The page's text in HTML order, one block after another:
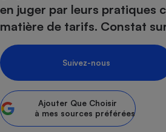
en juger par leurs pratiques
matière de tarifs. Constat
Suivez-nous
Ajouter Que Choisir
à mes sources préférées
Choisir son fioul
Choisir son pellet
Comparateur assurance
Energie Moins Chère Ensemble